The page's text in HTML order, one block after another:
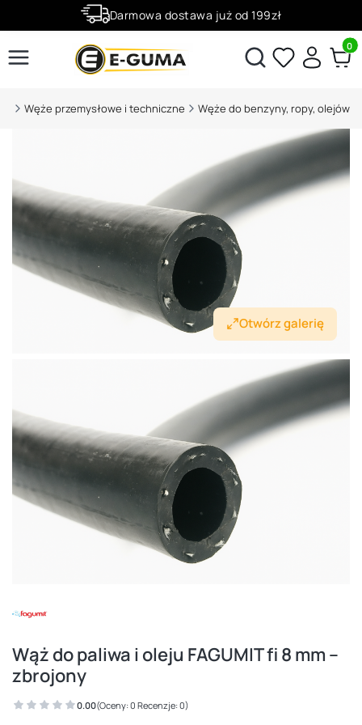
Darmowa dostawa już od 199zł
Rabaty -50% na wybrane produktyOtwórz wyszukiwarkę
Węże przemysłowe i techniczne Węże do benzyny, ropy, olejów
Otwórz galerię
Wąż do paliwa i oleju FAGUMIT fi 8 mm –
zbrojony
0.00(Oceny: 0 Recenzje: 0)